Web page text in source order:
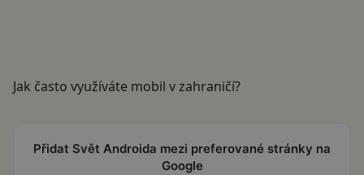
Jak často využíváte mobil v zahraničí?
Přidat Svět Androida mezi preferované stránky na
Google